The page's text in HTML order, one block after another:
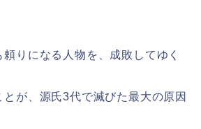
りになる人物を、成敗してゆく
とが、源氏3代で滅びた最大の原因